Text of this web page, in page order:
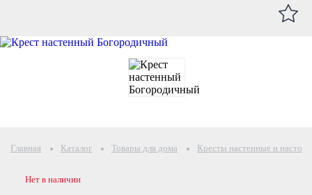
Главная Каталог Товары для дома Кресты настенные и
Нет в наличии